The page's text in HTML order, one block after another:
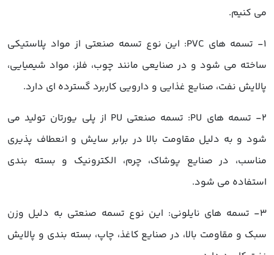
می کنیم.
1- تسمه های PVC: این نوع تسمه صنعتی از مواد پلاستیکی
ساخته می شود و در صنایعی مانند چوب، فلز، مواد شیمیایی،
پالایش نفت، صنایع غذایی و دارویی کاربرد گسترده ای دارد.
2- تسمه های PU: تسمه صنعتی PU از پلی یورتان تولید می
شود و به دلیل مقاومت بالا در برابر سایش و انعطاف پذیری
مناسب، در صنایع پوشاک، چرم، الکترونیک و بسته بندی
استفاده می شود.
3- تسمه های نایلونی: این نوع تسمه صنعتی به دلیل وزن
سبک و مقاومت بالا، در صنایع کاغذ، چاپ، بسته بندی و پالایش